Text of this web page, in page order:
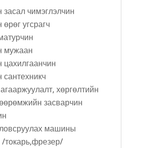
чимэглэлчин
угсрагч
мужаан
хөргөлтийн
засварчин
машины
токарь,фрезер/